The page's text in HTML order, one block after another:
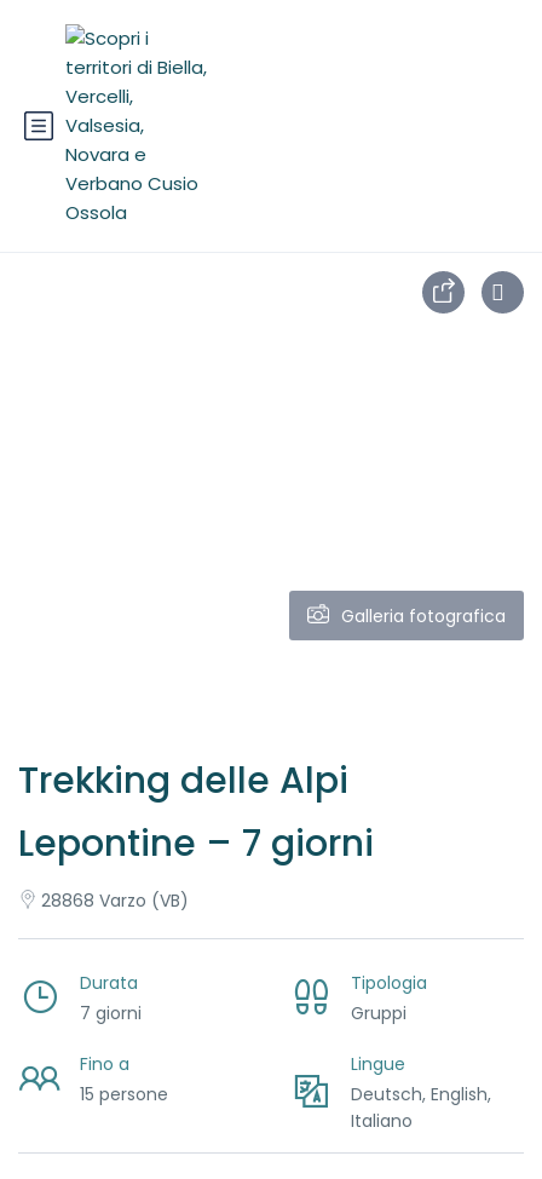
Galleria fotografica
Trekking delle Alpi
Lepontine – 7 giorni
28868 Varzo (VB)
Durata
7 giorni
Tipologia
Gruppi
Fino a
15 persone
Lingue
Deutsch, English,
Italiano